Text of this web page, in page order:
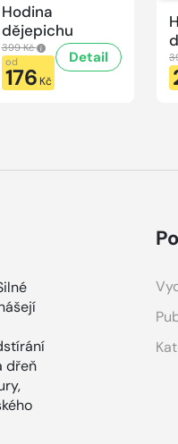
Hodina
dějepichu
399 Kč
od
176 Kč
Detail
dřeň